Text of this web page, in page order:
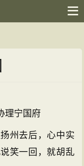
宁国府
州去后，心中实
笑一回，就胡乱